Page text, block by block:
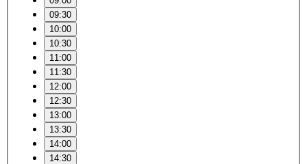
09:30
10:00
10:30
11:00
11:30
12:00
12:30
13:00
13:30
14:00
14:30